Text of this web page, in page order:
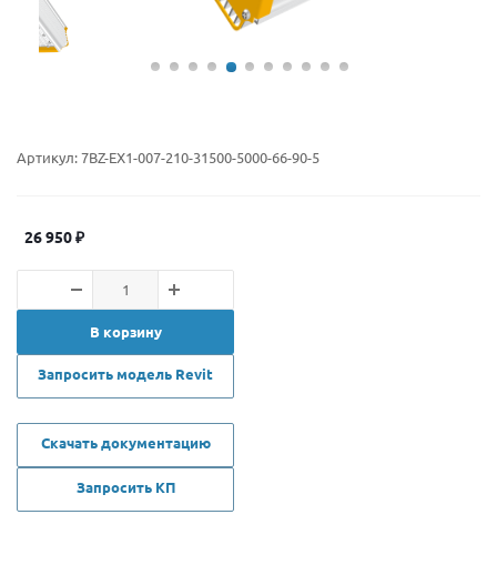
Артикул:7BZ-EX1-007-210-31500-5000-66-90-5
26 950₽
В корзину
Запросить модель Revit
Скачать документацию
Запросить КП